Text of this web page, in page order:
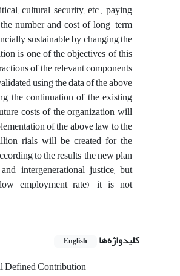
cultural security, etc., paying
number and cost of long-term
sustainable by changing the
is one of the objectives of this
of the relevant components
using the data of the above
the continuation of the existing
costs of the organization will
of the above law to the
rials will be created for the
to the results, the new plan
intergenerational justice, but
employment rate), it is not
کلیدواژه‌ها English
Defined Contribution